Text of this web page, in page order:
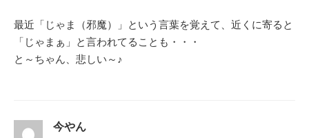
最近「じゃま（邪魔）」という言葉を覚えて、近くに寄ると
「じゃまぁ」と言われてることも・・・
と～ちゃん、悲しい～♪
今やん